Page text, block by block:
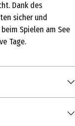
Dank des
sicher und
Spielen am See
Tage.